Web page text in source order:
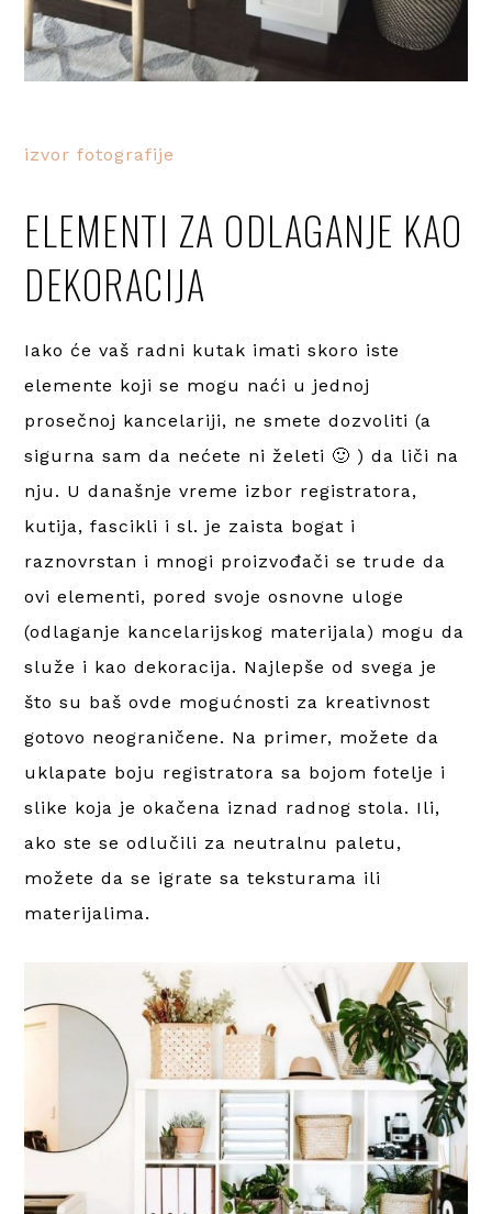
izvor fotografije
ELEMENTI ZA ODLAGANJE KAO
DEKORACIJA
Iako će vaš radni kutak imati skoro iste
elemente koji se mogu naći u jednoj
prosečnoj kancelariji, ne smete dozvoliti (a
sigurna sam da nećete ni želeti 🙂 ) da liči na
nju. U današnje vreme izbor registratora,
kutija, fascikli i sl. je zaista bogat i
raznovrstan i mnogi proizvođači se trude da
ovi elementi, pored svoje osnovne uloge
(odlaganje kancelarijskog materijala) mogu da
služe i kao dekoracija. Najlepše od svega je
što su baš ovde mogućnosti za kreativnost
gotovo neograničene. Na primer, možete da
uklapate boju registratora sa bojom fotelje i
slike koja je okačena iznad radnog stola. Ili,
ako ste se odlučili za neutralnu paletu,
možete da se igrate sa teksturama ili
materijalima.